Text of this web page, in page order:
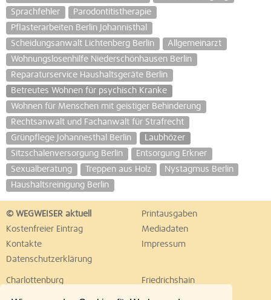
Sprachfehler
Parodontitistherapie
Pflasterarbeiten Berlin Johannisthal
Scheidungsanwalt Lichtenberg Berlin
Allgemeinarzt
Wohnungslosenhilfe Niederschönhausen Berlin
Reparaturservice Haushaltsgeräte Berlin
Betreutes Wohnen für psychisch Kranke
Wohnen für Menschen mit geistiger Behinderung
Rechtsanwalt und Fachanwalt für Strafrecht
Grünpflege Johannesthal Berlin
Laubhözer
Sitzschalenversorgung Berlin
Entsorgung Erkner
Sexualberatung
Treppen aus Holz
Nystagmus Berlin
Haushaltsreinigung Berlin
© WEGWEISER aktuell
Printausgaben
Kostenfreier Eintrag
Mediadaten
Kontakte
Impressum
Datenschutzerklärung
Charlottenburg
Friedrichshain